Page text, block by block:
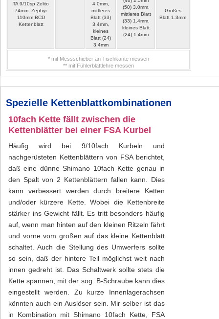
* mit Messschieber an Tischkante messen
** mit Fühlerblattlehre messen
TA 9/10sp Zelito
74mm, Zephyr
110mm BCD
Kettenblatt
4.0mm,
mittleres
Blatt (33)
3.4mm,
kleines
Blatt (24)
3.4mm
(50) 3.0mm,
mittleres Blatt
(33) 1.4mm,
kleines Blatt
(24) 1.4mm
Großes
Blatt 1.3mm
Spezielle Kettenblattkombinationen
10fach Kette fällt zwischen die
Kettenblätter bei einer FSA Kurbel
Häufig wird bei 9/10fach Kurbeln und
nachgerüsteten Kettenblättern von FSA berichtet,
daß eine dünne Shimano 10fach Kette genau in
den Spalt von 2 Kettenblättern fallen kann. Dies
kann verbessert werden durch breitere Ketten
und/oder kürzere Kette. Wobei die Kettenbreite
stärker ins Gewicht fällt. Es tritt besonders häufig
auf, wenn man hinten auf den kleinen Ritzeln fährt
und vorne vom großen auf das kleine Kettenblatt
schaltet. Auch die Stellung des Umwerfers sollte
so sein, daß der hintere Teil möglichst weit nach
innen gedreht ist. Das Schaltwerk sollte stets die
Kette spannen, mit der sog. B-Schraube kann dies
eingestellt werden. Zu kurze Innenlagerachsen
könnten auch ein Auslöser sein. Mir selber ist das
in Kombination mit Shimano 10fach Kette, FSA